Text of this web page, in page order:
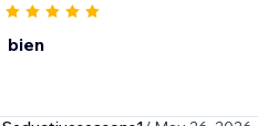
bien